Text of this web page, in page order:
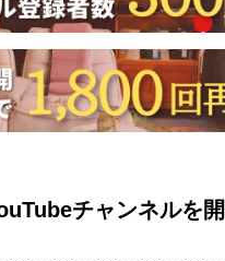
チャンネルを